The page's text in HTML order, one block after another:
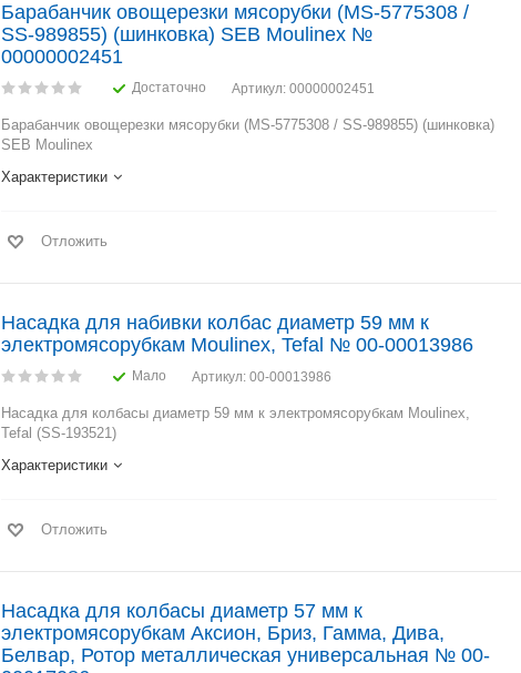
Барабанчик овощерезки мясорубки (MS-5775308 /
SS-989855) (шинковка) SEB Moulinex №
00000002451
Достаточно Артикул: 00000002451
Барабанчик овощерезки мясорубки (MS-5775308 / SS-989855) (шинковка)
SEB Moulinex
Характеристики
Отложить
Насадка для набивки колбас диаметр 59 мм к
электромясорубкам Moulinex, Tefal № 00-00013986
Мало Артикул: 00-00013986
Насадка для колбасы диаметр 59 мм к электромясорубкам Moulinex,
Tefal (SS-193521)
Характеристики
Отложить
Насадка для колбасы диаметр 57 мм к
электромясорубкам Аксион, Бриз, Гамма, Дива,
Белвар, Ротор металлическая универсальная № 00-